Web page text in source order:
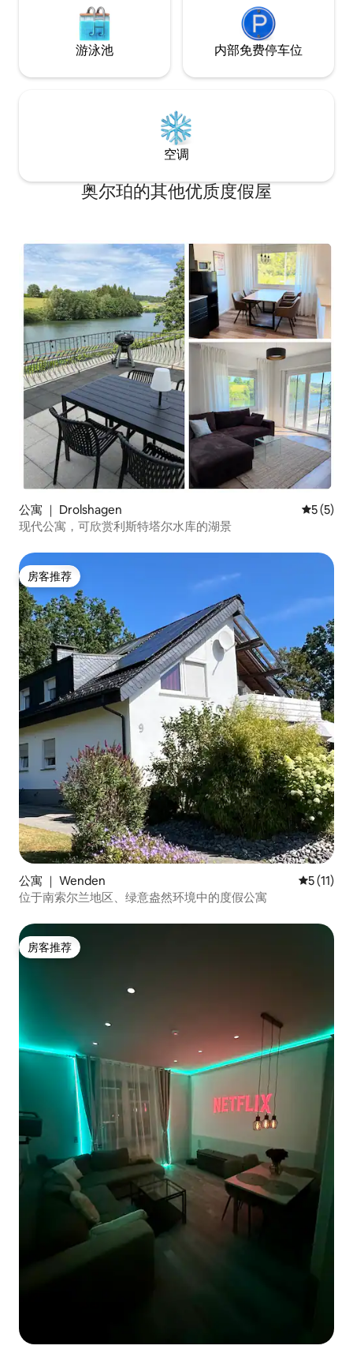
游泳池 内部免费停车位
空调
奥尔珀的其他优质度假屋
公寓 ｜ Drolshagen 平均评分
5 (5)
现代公寓，可欣赏利斯特塔尔水库的湖景
房客推荐
房客推荐
公寓 ｜ Wenden 平均评分
5 (11)
位于南索尔兰地区、绿意盎然环境中的度假公寓
房客推荐
房客推荐